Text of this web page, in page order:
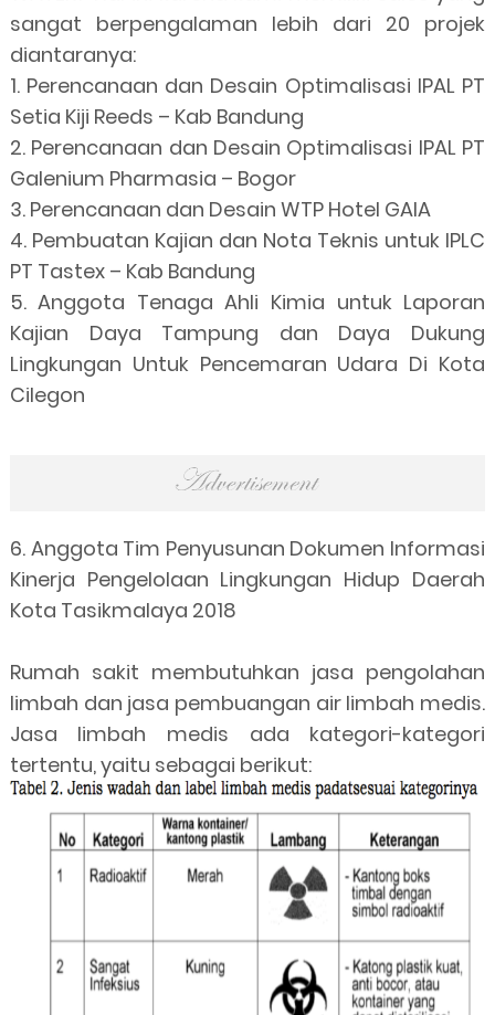
sangat berpengalaman lebih dari 20 projek
diantaranya:
1. Perencanaan dan Desain Optimalisasi IPAL PT
Setia Kiji Reeds – Kab Bandung
2. Perencanaan dan Desain Optimalisasi IPAL PT
Galenium Pharmasia – Bogor
3. Perencanaan dan Desain WTP Hotel GAIA
4. Pembuatan Kajian dan Nota Teknis untuk IPLC
PT Tastex – Kab Bandung
5. Anggota Tenaga Ahli Kimia untuk Laporan
Kajian Daya Tampung dan Daya Dukung
Lingkungan Untuk Pencemaran Udara Di Kota
Cilegon
6. Anggota Tim Penyusunan Dokumen Informasi
Kinerja Pengelolaan Lingkungan Hidup Daerah
Kota Tasikmalaya 2018
Rumah sakit membutuhkan jasa pengolahan
limbah dan jasa pembuangan air limbah medis.
Jasa limbah medis ada kategori-kategori
tertentu, yaitu sebagai berikut: